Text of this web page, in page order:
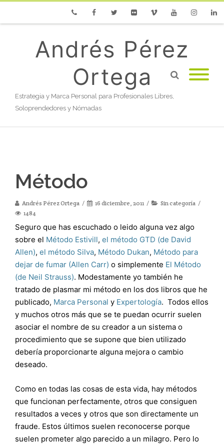
Andrés Pérez
Ortega
Estrategia y Marca Personal para Profesionales Libres,
Soloprendedores y Nómadas
Método
Andrés Pérez Ortega 16 diciembre, 2011
Sin categoría
1484
Seguro que has escuchado o leido alguna vez algo
sobre el Método Estivill, el método GTD (de David
Allen), el método Silva, Método Dukan, Método para
dejar de fumar (Allen Carr) o simplemente El Método
(de Neil Strauss). Modestamente yo también he
tratado de plasmar mi método en los dos libros que he
publicado, Marca Personal y Expertología. Todos ellos
y muchos otros más que se te puedan ocurrir suelen
asociar el nombre de su creador a un sistema o
procedimiento que se supone que bien utilizado
debería proporcionarte alguna mejora o cambio
deseado.
Como en todas las cosas de esta vida, hay métodos
que funcionan perfectamente, otros que consiguen
resultados a veces y otros que son directamente un
fraude. Estos últimos suelen reconocerse porque
suelen prometer algo parecido a un milagro. Pero lo